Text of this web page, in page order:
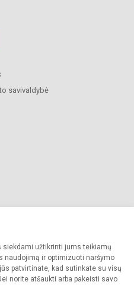
siekdami užtikrinti jums teikiamų
naudojimą ir optimizuoti naršymo
patvirtinate, kad sutinkate su visų
norite atšaukti arba pakeisti savo
savivaldybė
Visos teisės saugomos.
sutikimo griežtai draudžiama.
Slapukų valdymas